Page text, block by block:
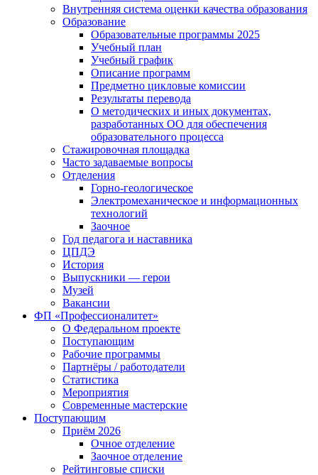
Внутренняя система оценки качества образования
Образование
Образовательные программы 2025
Учебный план
Учебный график
Описание программ
Предметно цикловые комиссии
Результаты перевода
О методических и иных документах,
разработанных ОО для обеспечения
образовательного процесса
Стажировочная площадка
Часто задаваемые вопросы
Отделения
Горно-геологическое
Электромеханическое и информационных
технологий
Заочное
Год педагога и наставника
ЦПДЭ
История
Выпускники — герои
Музей
Вакансии
ФП «Профессионалитет»
О Федеральном проекте
Поступающим
Рабочие программы
Партнёры / работодатели
Статистика
Мероприятия
Современные мастерские
Поступающим
Приём 2026
Очное отделение
Заочное отделение
Рейтинговые списки